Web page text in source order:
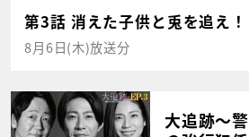
第3話 消えた子供と兎を追え！
8月6日(木)放送分
大追跡～